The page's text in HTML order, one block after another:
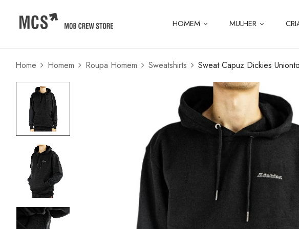
HOMEM MULHER
Home Homem Roupa Homem Sweatshirts Sweat Capuz Dickies